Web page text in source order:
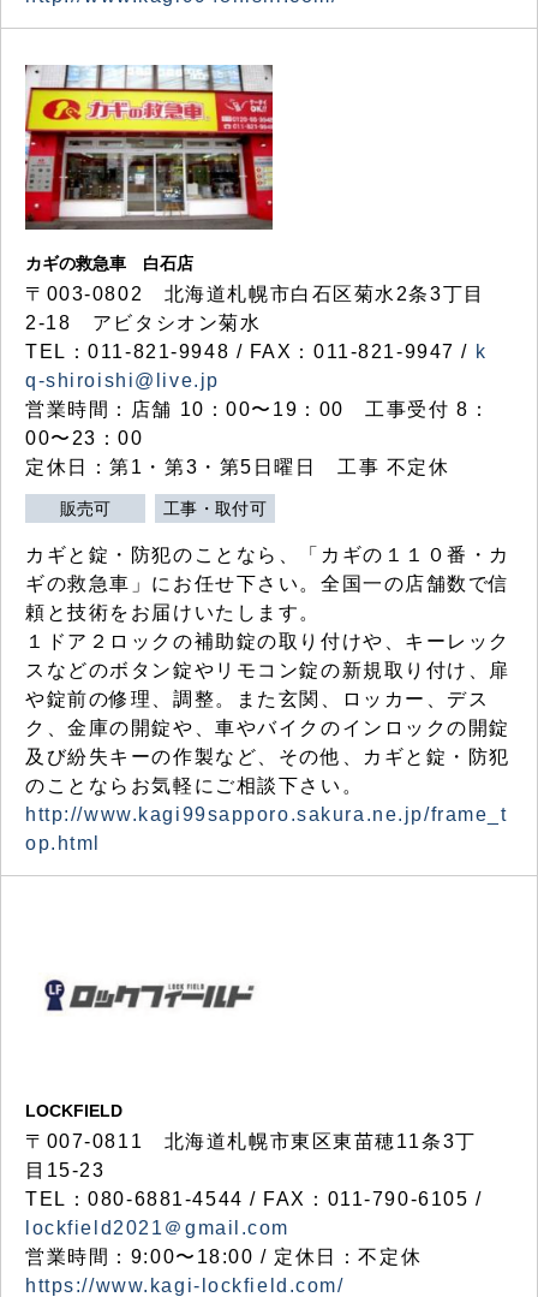
カギの救急車 白石店
〒003-0802 北海道札幌市白石区菊水2条3丁目
2-18 アビタシオン菊水
TEL：011-821-9948 / FAX：011-821-9947 / k
q-shiroishi@live.jp
営業時間：店舗 10：00〜19：00 工事受付 8：
00〜23：00
定休日：第1・第3・第5日曜日 工事 不定休
販売可 工事・取付可
カギと錠・防犯のことなら、「カギの１１０番・カ
ギの救急車」にお任せ下さい。全国一の店舗数で信
頼と技術をお届けいたします。
１ドア２ロックの補助錠の取り付けや、キーレック
スなどのボタン錠やリモコン錠の新規取り付け、扉
や錠前の修理、調整。また玄関、ロッカー、デス
ク、金庫の開錠や、車やバイクのインロックの開錠
及び紛失キーの作製など、その他、カギと錠・防犯
のことならお気軽にご相談下さい。
http://www.kagi99sapporo.sakura.ne.jp/frame_t
op.html
LOCKFIELD
〒007-0811 北海道札幌市東区東苗穂11条3丁
目15-23
TEL：080-6881-4544 / FAX：011-790-6105 /
lockfield2021＠gmail.com
営業時間：9:00〜18:00 / 定休日：不定休
https://www.kagi-lockfield.com/